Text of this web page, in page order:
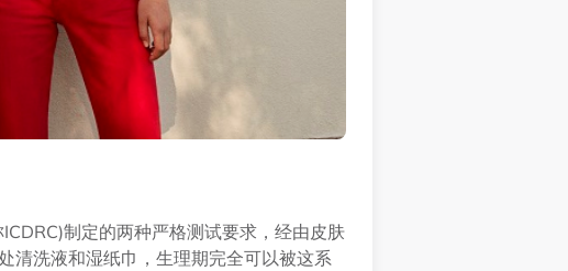
制定的两种严格测试要求，经由皮肤
清洗液和湿纸巾，生理期完全可以被这系